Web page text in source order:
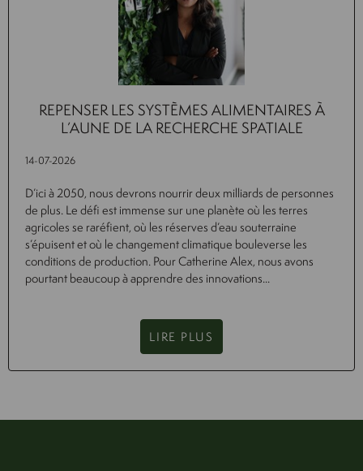
REPENSER LES SYSTÈMES ALIMENTAIRES À
L’AUNE DE LA RECHERCHE SPATIALE
14-07-2026
D’ici à 2050, nous devrons nourrir deux milliards de personnes
de plus. Le défi est immense sur une planète où les terres
agricoles se raréfient, où les réserves d’eau souterraine
s’épuisent et où le changement climatique bouleverse les
conditions de production. Pour Catherine Alex, nous avons
pourtant beaucoup à apprendre des innovations...
LIRE PLUS